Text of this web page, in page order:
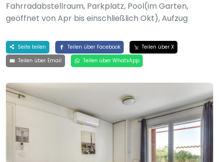
Fahrradabstellraum, Parkplatz, Pool(im Garten,
geöffnet von Apr bis einschließlich Okt), Aufzug
Seite teilen Teilen über Facebook
Teilen über X
Teilen über Email
Teilen über WhatsApp